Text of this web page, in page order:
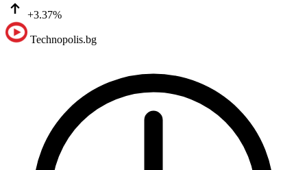
+3.37%
Technopolis.bg